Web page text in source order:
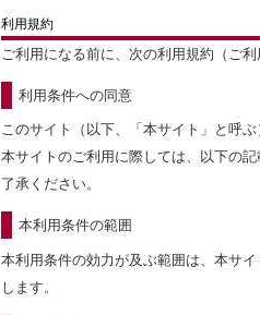
利用規約
ご利用になる前に、次の利用規約（ご
利用条件への同意
このサイト（以下、「本サイト」と呼
本サイトのご利用に際しては、以下の
了承ください。
本利用条件の範囲
本利用条件の効力が及ぶ範囲は、本サ
します。